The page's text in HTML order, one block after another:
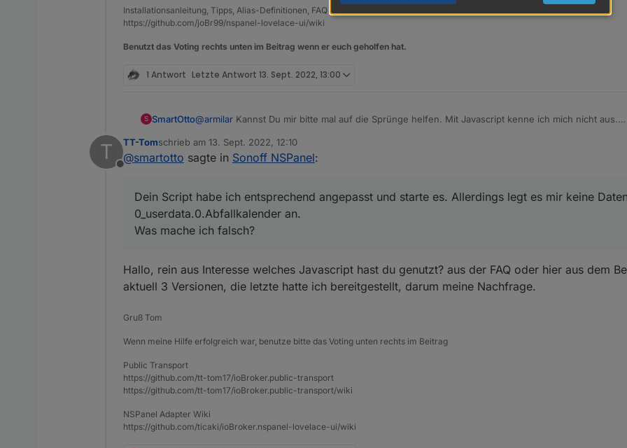
Installationsanleitung, Tipps, Alias-Definitionen, FAQ für das Sonoff NSPanel mit lovelace UI unter ioBroker
https://github.com/joBr99/nspanel-lovelace-ui/wiki
Benutzt das Voting rechts unten im Beitrag wenn er euch geholfen hat.
1 Antwort Letzte Antwort 13. Sept. 2022, 13:00
S SmartOtto@armilar Kannst Du mir bitte mal auf die Sprünge helfen. Mit Javascript kenne ich mich nicht aus.
Dein Script habe ich entsprechend angepasst und starte es. Allerdings legt es mir keine
0_userdata.0.Abfallkalender an.
T
Offline
TT-Tomschrieb am 13. Sept. 2022, 12:10
zuletzt editiert von
@smartotto sagte in Sonoff NSPanel:
Dein Script habe ich entsprechend angepasst und starte es. Allerdings legt es mir keine
0_userdata.0.Abfallkalender an.
Was mache ich falsch?
Hallo, rein aus Interesse welches Javascript hast du genutzt? aus der FAQ oder hier aus dem
aktuell 3 Versionen, die letzte hatte ich bereitgestellt, darum meine Nachfrage.
Gruß Tom
Wenn meine Hilfe erfolgreich war, benutze bitte das Voting unten rechts im Beitrag
Public Transport
https://github.com/tt-tom17/ioBroker.public-transport
https://github.com/tt-tom17/ioBroker.public-transport/wiki
NSPanel Adapter Wiki
https://github.com/ticaki/ioBroker.nspanel-lovelace-ui/wiki